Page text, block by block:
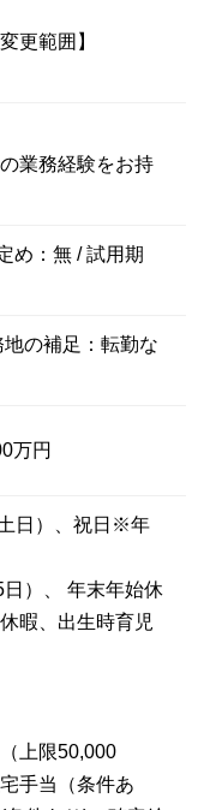
更範囲】
業務経験をお持
め：無 / 試用期
の補足：転勤な
万円
日）、祝日※年
）、 年末年始休
暇、出生時育児
上限50,000
手当（条件あ